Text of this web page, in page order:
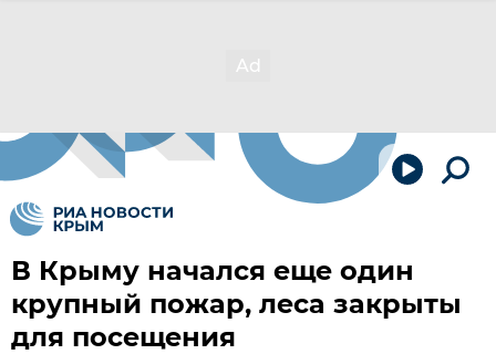
В Крыму начался еще один
крупный пожар, леса закрыты
для посещения